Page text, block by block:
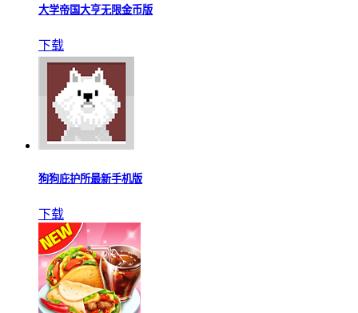
大学帝国大亨无限金币版
下载
狗狗庇护所最新手机版
下载